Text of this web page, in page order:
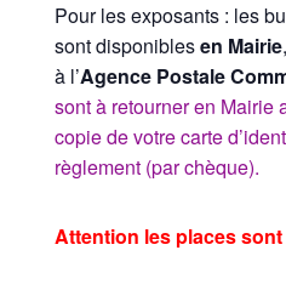
Pour les exposants : les
sont disponiblesen Mairie
à l’Agence Postale
sont à retourner en Mairie
copie de votre carte
règlement (par chèque).
Attention les places